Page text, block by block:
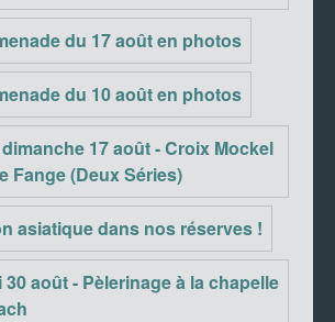
du 17 août en photos
du 10 août en photos
17 août - Croix Mockel
Fange (Deux Séries)
asiatique dans nos réserves !
30 août - Pèlerinage à la chapelle